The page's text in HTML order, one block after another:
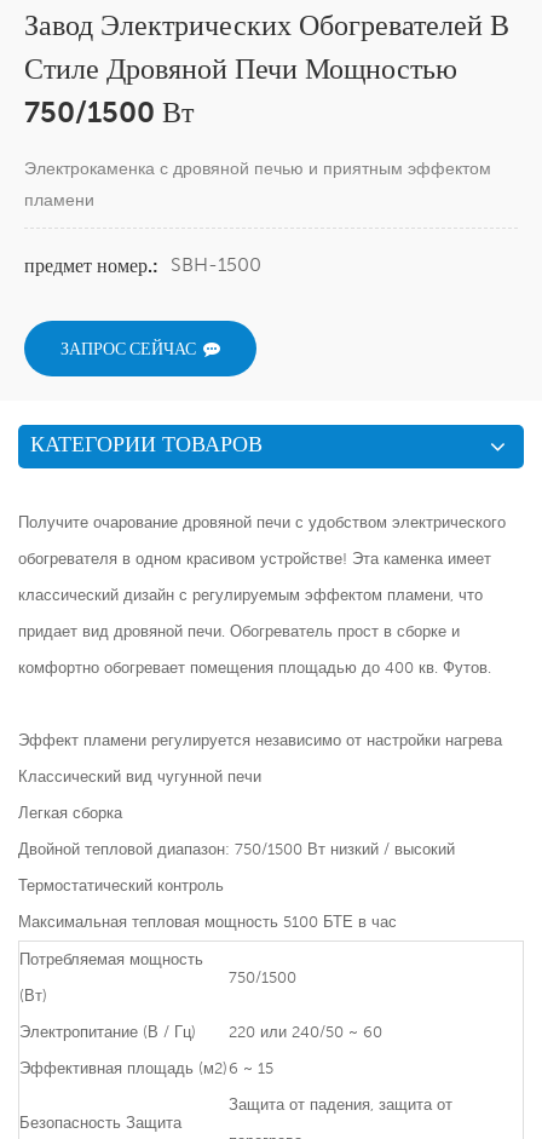
Завод Электрических Обогревателей В
Стиле Дровяной Печи Мощностью
750/1500 Вт
Электрокаменка с дровяной печью и приятным эффектом
пламени
предмет номер.: SBH-1500
ЗАПРОС СЕЙЧАС
КАТЕГОРИИ ТОВАРОВ
Получите очарование дровяной печи с удобством электрического
обогревателя в одном красивом устройстве! Эта каменка имеет
классический дизайн с регулируемым эффектом пламени, что
придает вид дровяной печи. Обогреватель прост в сборке и
комфортно обогревает помещения площадью до 400 кв. Футов.
Эффект пламени регулируется независимо от настройки нагрева
Классический вид чугунной печи
Легкая сборка
Двойной тепловой диапазон: 750/1500 Вт низкий / высокий
Термостатический контроль
Максимальная тепловая мощность 5100 БТЕ в час
Потребляемая мощность
(Вт)
750/1500
Электропитание (В / Гц)
220 или 240/50 ~ 60
Эффективная площадь (м2) 6 ~ 15
Безопасность Защита
Защита от падения, защита от